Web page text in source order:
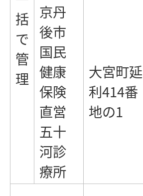
括
で
管
理
京丹
後市
国民
健康
保険
直営
五十
河診
療所
大宮町延
利414番
地の1